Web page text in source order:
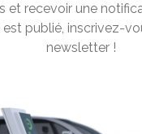
50
id="41306"]
339 km
et recevoir une
est publié, inscrivez-
newsletter !